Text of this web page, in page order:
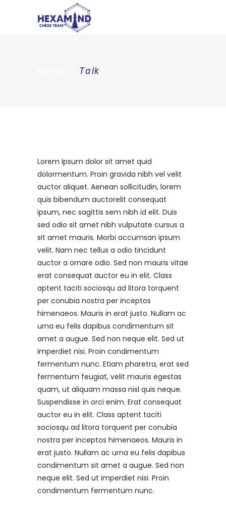
Talk
Lorem Ipsum dolor sit amet quid
dolormentum. Proin gravida nibh vel velit
auctor aliquet. Aenean sollicitudin, lorem
quis bibendum auctorelit consequat
ipsum, nec sagittis sem nibh id elit. Duis
sed odio sit amet nibh vulputate cursus a
sit amet mauris. Morbi accumsan ipsum
velit. Nam nec tellus a odio tincidunt
auctor a ornare odio. Sed non mauris vitae
erat consequat auctor eu in elit. Class
aptent taciti sociosqu ad litora torquent
per conubia nostra per inceptos
himenaeos. Mauris in erat justo. Nullam ac
urna eu felis dapibus condimentum sit
amet a augue. Sed non neque elit. Sed ut
imperdiet nisi. Proin condimentum
fermentum nunc. Etiam pharetra, erat sed
fermentum feugiat, velit mauris egestas
quam, ut aliquam massa nisl quis neque.
Suspendisse in orci enim. Erat consequat
auctor eu in elit. Class aptent taciti
sociosqu ad litora torquent per conubia
nostra per inceptos himenaeos. Mauris in
erat justo. Nullam ac urna eu felis dapibus
condimentum sit amet a augue. Sed non
neque elit. Sed ut imperdiet nisi. Proin
condimentum fermentum nunc.